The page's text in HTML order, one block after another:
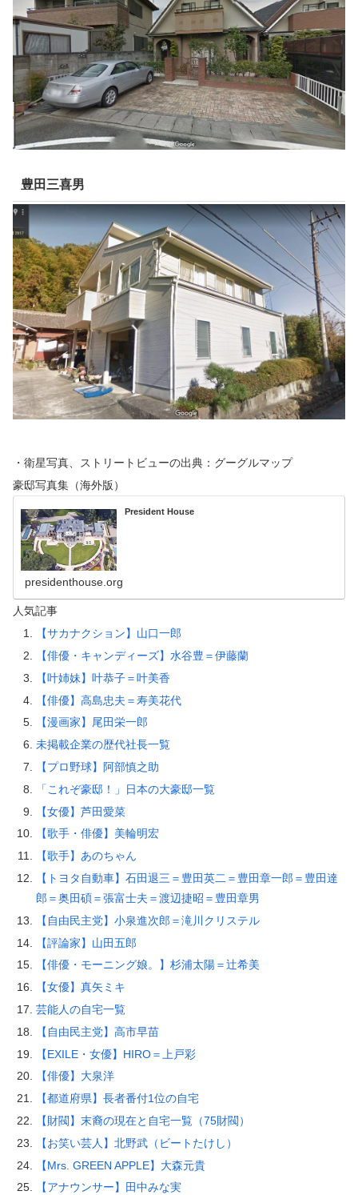
豊田三喜男
・衛星写真、ストリートビューの出典：グーグルマップ
豪邸写真集（海外版）
President House
presidenthouse.org
人気記事
【サカナクション】山口一郎
【俳優・キャンディーズ】水谷豊＝伊藤蘭
【叶姉妹】叶恭子＝叶美香
【俳優】高島忠夫＝寿美花代
【漫画家】尾田栄一郎
未掲載企業の歴代社長一覧
【プロ野球】阿部慎之助
「これぞ豪邸！」日本の大豪邸一覧
【女優】芦田愛菜
【歌手・俳優】美輪明宏
【歌手】あのちゃん
【トヨタ自動車】石田退三＝豊田英二＝豊田章一郎＝豊田達
郎＝奥田碩＝張富士夫＝渡辺捷昭＝豊田章男
【自由民主党】小泉進次郎＝滝川クリステル
【評論家】山田五郎
【俳優・モーニング娘。】杉浦太陽＝辻希美
【女優】真矢ミキ
芸能人の自宅一覧
【自由民主党】高市早苗
【EXILE・女優】HIRO＝上戸彩
【俳優】大泉洋
【都道府県】長者番付1位の自宅
【財閥】末裔の現在と自宅一覧（75財閥）
【お笑い芸人】北野武（ビートたけし）
【Mrs. GREEN APPLE】大森元貴
【アナウンサー】田中みな実